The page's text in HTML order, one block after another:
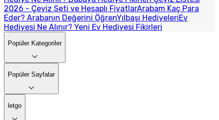
2026 - Çeyiz Seti ve Hesaplı FiyatlarArabam Kaç Para
Eder? Arabanın Değerini ÖğrenYılbaşı HediyeleriEv
Hediyesi Ne Alınır? Yeni Ev Hediyesi Fikirleri
Popüler Kategoriler
Popüler Sayfalar
letgo